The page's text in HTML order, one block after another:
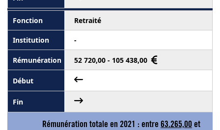
Retraité
-
52 720,00 - 105 438,00
Rémunération totale en 2021 : entre 63.265,00 et